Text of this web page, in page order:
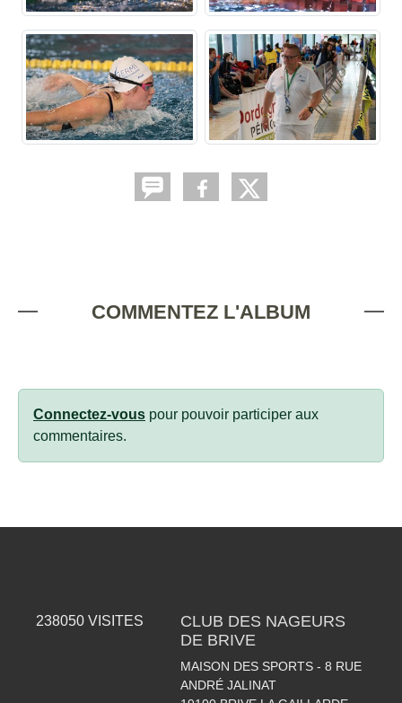
COMMENTEZ L'ALBUM
Connectez-vous pour pouvoir participer aux
commentaires.
238050 VISITES
CLUB DES NAGEURS
DE BRIVE
MAISON DES SPORTS - 8 RUE
ANDRÉ JALINAT